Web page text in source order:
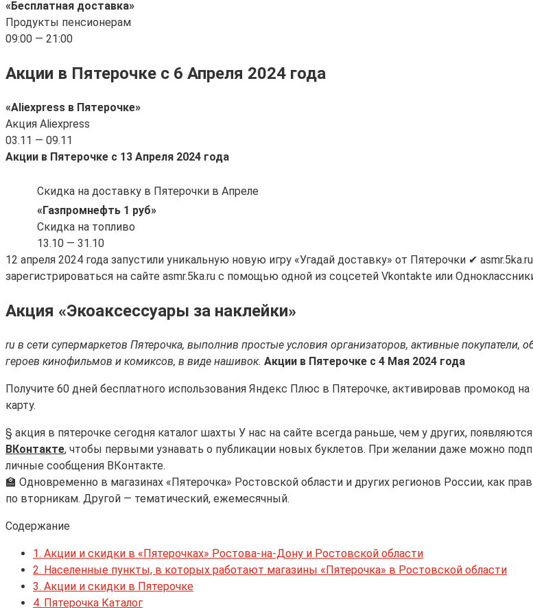
«Бесплатная доставка»
Продукты пенсионерам
09:00 — 21:00
Акции в Пятерочке с 6 Апреля 2024 года
«Aliexpress в Пятерочке»
Акция Aliexpress
03.11 — 09.11
Акции в Пятерочке с 13 Апреля 2024 года
Скидка на доставку в Пятерочки в Апреле
«Газпромнефть 1 руб»
Скидка на топливо
13.10 — 31.10
12 апреля 2024 года запустили уникальную новую игру «Угадай доставку» от Пятерочки ✔
зарегистрироваться на сайте asmr.5ka.ru с помощью одной из соцсетей Vkontakte или
Акция «Экоаксессуары за наклейки»
ru в сети супермаркетов Пятерочка, выполнив простые условия организаторов, активные
героев кинофильмов и комиксов, в виде нашивок. Акции в Пятерочке с 4 Мая 2024 года
Получите 60 дней бесплатного использования Яндекс Плюс в Пятерочке, активировав промокод
карту.
§ акция в пятерочке сегодня каталог шахты У нас на сайте всегда раньше, чем у других,
ВКонтакте, чтобы первыми узнавать о публикации новых буклетов. При желании даже можно
личные сообщения ВКонтакте.
🏫 Одновременно в магазинах «Пятерочка» Ростовской области и других регионов России, как
по вторникам. Другой — тематический, ежемесячный.
Содержание
1. Акции и скидки в «Пятерочках» Ростова-на-Дону и Ростовской области
2. Населенные пункты, в которых работают магазины «Пятерочка» в Ростовской области
3. Акции и скидки в Пятерочке
4. Пятерочка Каталог